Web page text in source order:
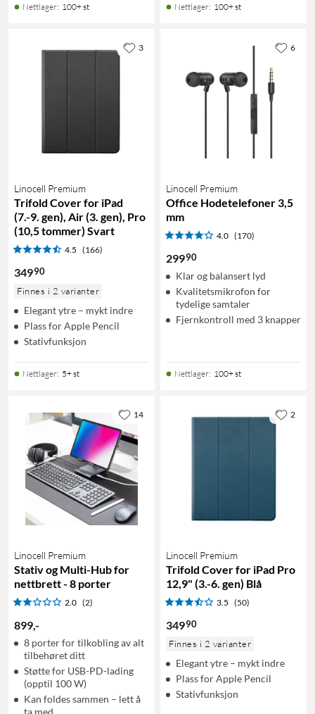
Nettlager: 100+ st Nettlager: 100+ st
Linocell Premium
Trifold Cover for iPad
(7.-9. gen), Air (3. gen), Pro
(10,5 tommer) Svart
4.5 (166)
34990
Finnes i 2 varianter
Elegant ytre – mykt indre
Plass for Apple Pencil
Stativfunksjon
Nettlager: 5+ st
3
Linocell Premium
Office Hodetelefoner 3,5
mm
4.0 (170)
29990
Klar og balansert lyd
Kvalitetsmikrofon for
tydelige samtaler
Fjernkontroll med 3 knapper
Nettlager: 100+ st
6
Linocell Premium
Stativ og Multi-Hub for
nettbrett - 8 porter
2.0 (2)
899,-
8 porter for tilkobling av alt
tilbehøret ditt
Støtte for USB-PD-lading
(opptil 100 W)
Kan foldes sammen – lett å
ta med
14
Linocell Premium
Trifold Cover for iPad Pro
12,9" (3.-6. gen) Blå
3.5 (50)
34990
Finnes i 2 varianter
Elegant ytre – mykt indre
Plass for Apple Pencil
Stativfunksjon
2